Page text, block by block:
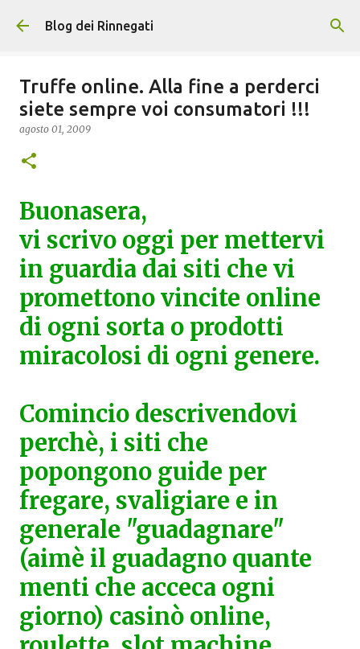
Passa ai contenuti principali
Blog dei Rinnegati
Truffe online. Alla fine a perderci
siete sempre voi consumatori !!!
agosto 01, 2009
Buonasera,
vi scrivo oggi per mettervi
in guardia dai siti che vi
promettono vincite online
di ogni sorta o prodotti
miracolosi di ogni genere.
Comincio descrivendovi
perchè, i siti che
popongono guide per
fregare, svaligiare e in
generale "guadagnare"
(aimè il guadagno quante
menti che acceca ogni
giorno) casinò online,